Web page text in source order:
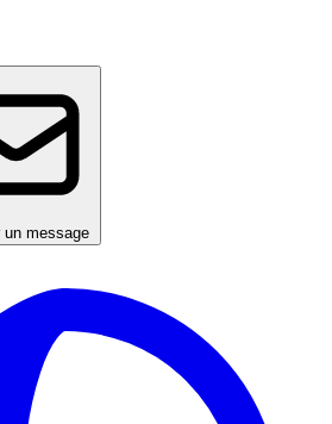
un message